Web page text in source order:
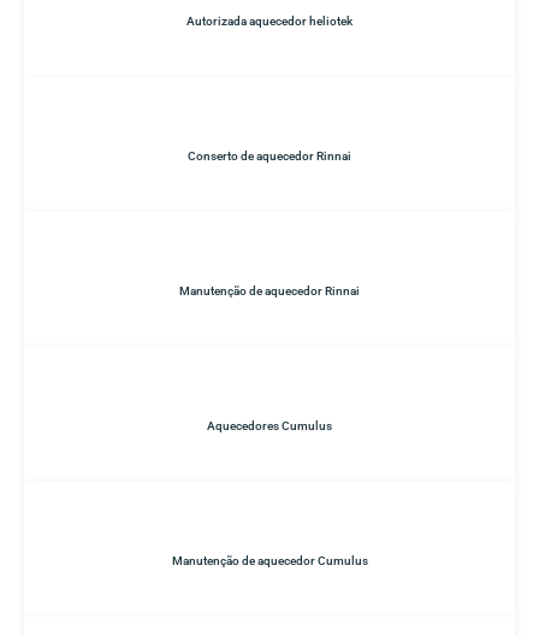
Autorizada aquecedor heliotek
Conserto de aquecedor Rinnai
Manutenção de aquecedor Rinnai
Aquecedores Cumulus
Manutenção de aquecedor Cumulus